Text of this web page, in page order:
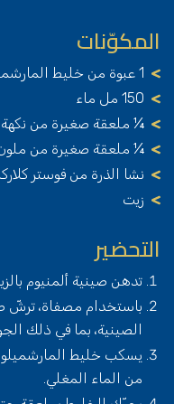
المكوّنات
1 عبوة من خليط المارشميلو من فوستر كلاركس
150 مل ماء
¼ ملعقة صغيرة من نكهة
¼ ملعقة صغيرة من
نشا الذرة من فوستر
زيت
التحضير
تدهن صينية ألمنيوم
باستخدام مصفاة، ترشّ
الصينية، بما في ذلك
من الماء المغلي.